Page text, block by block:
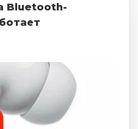
Bluetooth-